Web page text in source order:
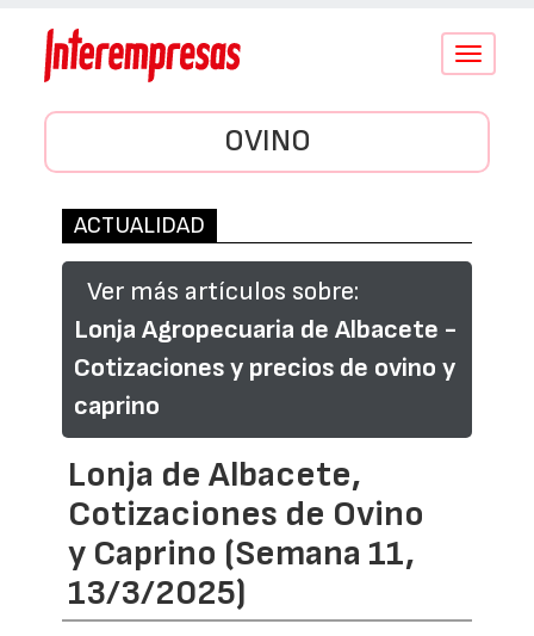
Conmutar
OVINO
ACTUALIDAD
Ver más artículos sobre:
Lonja Agropecuaria de Albacete -
Cotizaciones y precios de ovino y
caprino
Lonja de Albacete,
Cotizaciones de Ovino
y Caprino (Semana 11,
13/3/2025)